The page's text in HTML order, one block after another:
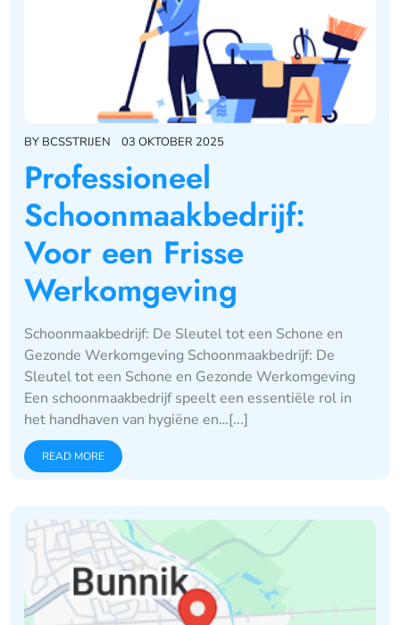
BY BCSSTRIJEN 03 OKTOBER 2025
Professioneel
Schoonmaakbedrijf:
Voor een Frisse
Werkomgeving
Schoonmaakbedrijf: De Sleutel tot een Schone en
Gezonde Werkomgeving Schoonmaakbedrijf: De
Sleutel tot een Schone en Gezonde Werkomgeving
Een schoonmaakbedrijf speelt een essentiële rol in
het handhaven van hygiëne en…[...]
READ MORE